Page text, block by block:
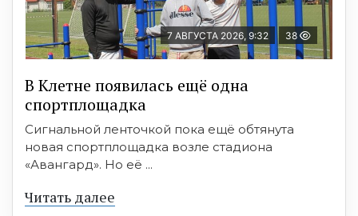
7 АВГУСТА 2026, 9:32 38
В Клетне появилась ещё одна
спортплощадка
Сигнальной ленточкой пока ещё обтянута
новая спортплощадка возле стадиона
«Авангард». Но её ...
Читать далее